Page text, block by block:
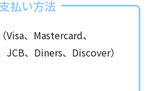
払い方法
、Mastercard、
JCB、Diners、Discover）